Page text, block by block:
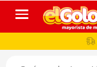
Toggle navigation